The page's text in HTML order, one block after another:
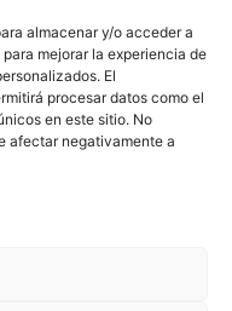
almacenar y/o acceder a
mejorar la experiencia de
El
procesar datos como el
en este sitio. No
afectar negativamente a